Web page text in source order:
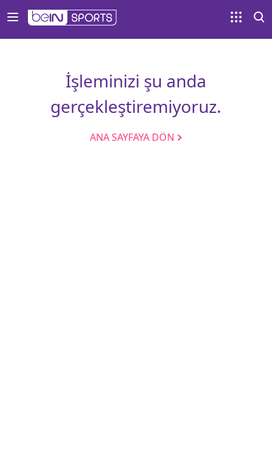
İşleminizi şu anda
gerçekleştiremiyoruz.
ANA SAYFAYA DÖN